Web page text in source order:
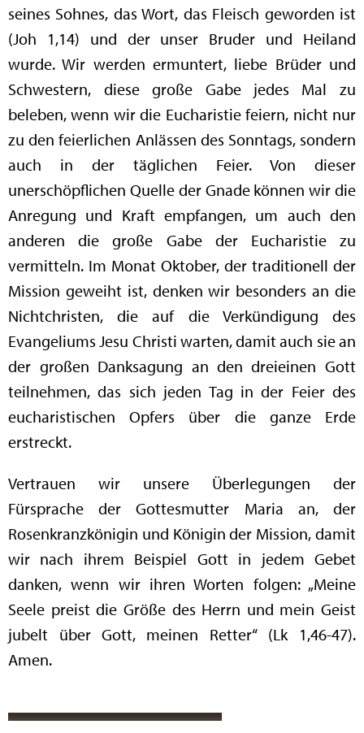
seines Sohnes, das Wort, das Fleisch geworden ist
(Joh 1,14) und der unser Bruder und Heiland
wurde. Wir werden ermuntert, liebe Brüder und
Schwestern, diese große Gabe jedes Mal zu
beleben, wenn wir die Eucharistie feiern, nicht nur
zu den feierlichen Anlässen des Sonntags, sondern
auch in der täglichen Feier. Von dieser
unerschöpflichen Quelle der Gnade können wir die
Anregung und Kraft empfangen, um auch den
anderen die große Gabe der Eucharistie zu
vermitteln. Im Monat Oktober, der traditionell der
Mission geweiht ist, denken wir besonders an die
Nichtchristen, die auf die Verkündigung des
Evangeliums Jesu Christi warten, damit auch sie an
der großen Danksagung an den dreieinen Gott
teilnehmen, das sich jeden Tag in der Feier des
eucharistischen Opfers über die ganze Erde
erstreckt.
Vertrauen wir unsere Überlegungen der
Fürsprache der Gottesmutter Maria an, der
Rosenkranzkönigin und Königin der Mission, damit
wir nach ihrem Beispiel Gott in jedem Gebet
danken, wenn wir ihren Worten folgen: „Meine
Seele preist die Größe des Herrn und mein Geist
jubelt über Gott, meinen Retter“ (Lk 1,46-47).
Amen.